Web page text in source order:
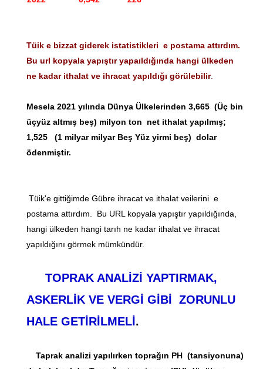
Tüik e bizzat giderek istatistikleri e postama attırdım.
Bu url kopyala yapıştır yapaıldığında hangi ülkeden
ne kadar ithalat ve ihracat yapıldığı görülebilir.
Mesela 2021 yılında Dünya Ülkelerinden 3,665 (Üç bin
üçyüz altmış beş) milyon ton net ithalat yapılmış;
1,525 (1 milyar milyar Beş Yüz yirmi beş) dolar
ödenmiştir.
Tüik'e gittiğimde Gübre ihracat ve ithalat veilerini e
postama attırdım. Bu URL kopyala yapıştır yapıldığında,
hangi ülkeden hangi tarıh ne kadar ithalat ve ihracat
yapıldığını görmek mümkündür.
TOPRAK ANALİZİ YAPTIRMAK,
ASKERLİK VE VERGİ GİBİ ZORUNLU
HALE GETİRİLMELİ.
Taprak analizi yapılırken toprağın PH (tansiyonuna)